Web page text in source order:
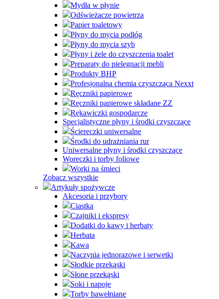
Mydła w płynie
Odświeżacze powietrza
Papier toaletowy
Płyny do mycia podłóg
Płyny do mycia szyb
Płyny i żele do czyszczenia toalet
Preparaty do pielęgnacji mebli
Produkty BHP
Profesjonalna chemia czyszcząca Nexxt
Ręczniki papierowe
Ręczniki papierowe składane ZZ
Rękawiczki gospodarcze
Specjalistyczne płyny i środki czyszczące
Ściereczki uniwersalne
Środki do udrażniania rur
Uniwersalne płyny i środki czyszczące
Woreczki i torby foliowe
Worki na śmieci
Zobacz wszystkie
Artykuły spożywcze
Akcesoria i przybory
Ciastka
Czajniki i ekspresy
Dodatki do kawy i herbaty
Herbata
Kawa
Naczynia jednorazowe i serwetki
Słodkie przekąski
Słone przekąski
Soki i napoje
Torby bawełniane